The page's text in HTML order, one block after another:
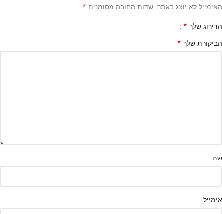
האימייל לא יוצג באתר. שדות החובה מסומנים *
הדירוג שלך *
הביקורת שלך *
שם
אימייל